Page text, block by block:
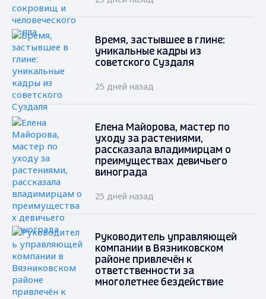
Время, застывшее в глине:
уникальные кадры из
советского Суздаля
25 дней назад
Елена Майорова, мастер по
уходу за растениями,
рассказала владимирцам о
преимуществах девичьего
винограда
25 дней назад
Руководитель управляющей
компании в Вязниковском
районе привлечён к
ответственности за
многолетнее бездействие